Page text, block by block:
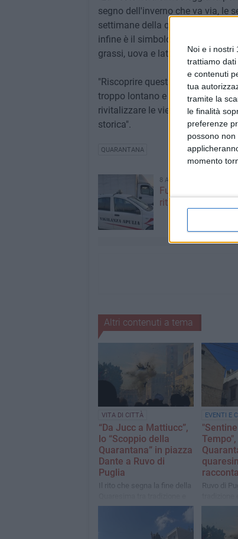
Noi e i nostri
trattiamo
e contenuti
tua
tramite la
le finalità
preferenze
possono
momento
segno dell'inverno che va via, le
settimane della quaresima e
infine è il simbolo dell'astinenza
grassi, uova e latticini".
"Riscoprire questa antica
troppo lontano e di farlo rivivere
rivitalizzare le vie del centro
storica".
QUARANTANA
8 AGOSTO 2026
Furgone rubato a
ritrovato a Terlizzi
Altri contenuti a tema
VITA DI CITTÀ
“Da Jucc a Mattiucc”,
lo “Scoppio della
Quarantana” in piazza
Dante a Ruvo di
Puglia
Il rito che segna la fine della
simboli antichi
EVENTI E
Tempo",
Ruvo di
convegno